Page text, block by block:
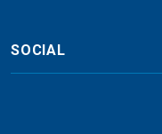
SOCIAL